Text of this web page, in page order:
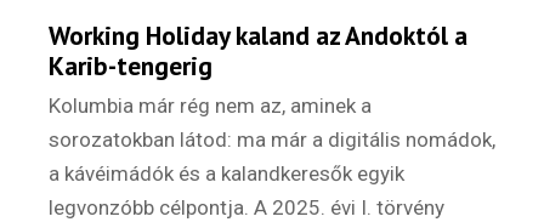
Working Holiday kaland az Andoktól a
Karib-tengerig
Kolumbia már rég nem az, aminek a
sorozatokban látod: ma már a digitális nomádok,
a kávéimádók és a kalandkeresők egyik
legvonzóbb célpontja. A 2025. évi I. törvény